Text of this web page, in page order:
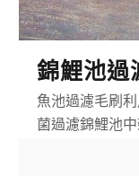
錦鯉池過
魚池過濾毛刷
菌過濾錦鯉池